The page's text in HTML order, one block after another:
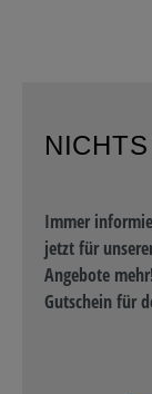
Immer
jetzt für
Angebote
Gutschein für